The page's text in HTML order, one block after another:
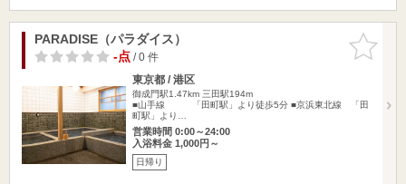
お気に入
りに追加
PARADISE（パラダイス）
-点/ 0 件
東京都 / 港区
御成門駅1.47km 三田駅194m
■山手線 「田町駅」より徒歩5分 ■京浜東北線 「田
町駅」より…
営業時間 0:00～24:00
入浴料金 1,000円～
日帰り